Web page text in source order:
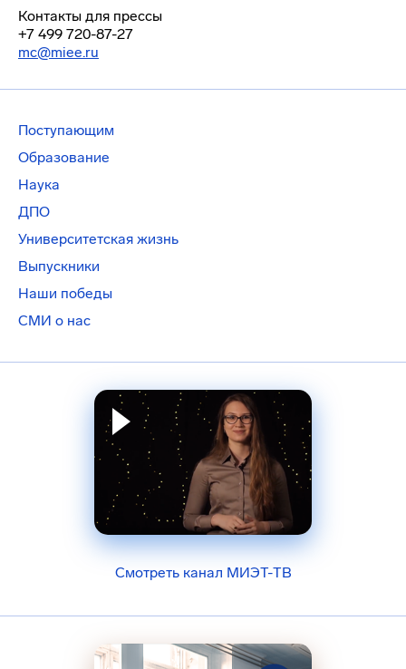
Контакты для прессы
+7 499 720-87-27
mc@miee.ru
Поступающим
Образование
Наука
ДПО
Университетская жизнь
Выпускники
Наши победы
СМИ о нас
Смотреть канал МИЭТ-ТВ